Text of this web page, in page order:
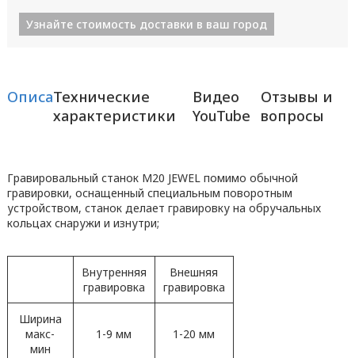
Узнайте стоимость доставки в ваш город
ОписаниеТехнические
характеристики
Видео
YouTube
Отзывы и
вопросы
Гравировальный станок M20 JEWEL помимо обычной
гравировки, оснащенный специальным поворотным
устройством, станок делает гравировку на обручальных
кольцах снаружи и изнутри;
Внутренняя
гравировка
Внешняя
гравировка
Ширина
макс-
мин
1-9 мм 1-20 мм